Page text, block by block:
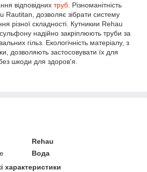
відповідних труб . Різноманітність
Rautitan, дозволяє зібрати систему
різної складності. Кутникии Rehau
надійно закріплюють труби за
гільз. Екологічність матеріалу, з
дозволяють застосовувати їх для
шкоди для здоров'я.
Rehau
Вода
характеристики